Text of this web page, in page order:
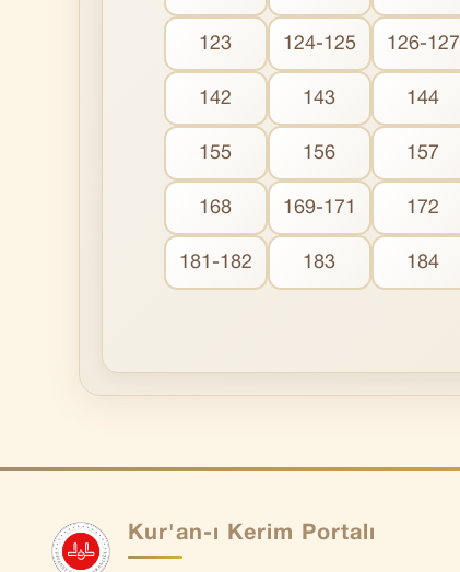
123 124-125 126-127
142 143 144
155 156 157
168 169-171 172
181-182 183 184
Kur'an-ı Kerim Portalı